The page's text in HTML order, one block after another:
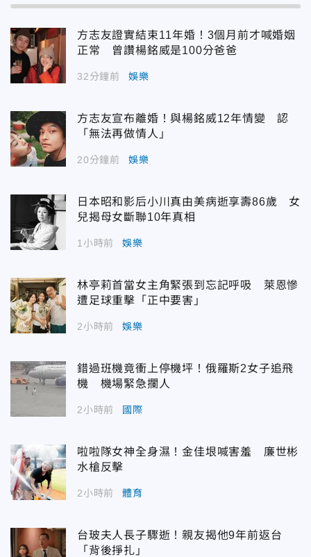
方志友證實結束11年婚！3個月前才喊婚姻
正常 曾讚楊銘威是100分爸爸
32分鐘前 娛樂
方志友宣布離婚！與楊銘威12年情變 認
「無法再做情人」
20分鐘前 娛樂
日本昭和影后小川真由美病逝享壽86歲 女
兒揭母女斷聯10年真相
1小時前 娛樂
林亭莉首當女主角緊張到忘記呼吸 萊恩慘
遭足球重擊「正中要害」
2小時前 娛樂
錯過班機竟衝上停機坪！俄羅斯2女子追飛
機 機場緊急攔人
2小時前 國際
啦啦隊女神全身濕！金佳垠喊害羞 廉世彬
水槍反擊
2小時前 體育
台玻夫人長子驟逝！親友揭他9年前返台
「背後掙扎」